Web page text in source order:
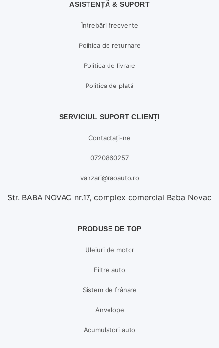
ASISTENȚĂ & SUPORT
Întrebări frecvente
Politica de returnare
Politica de livrare
Politica de plată
SERVICIUL SUPORT CLIENȚI
Contactați-ne
0720860257
vanzari@raoauto.ro
Str. BABA NOVAC nr.17, complex comercial Baba Novac
PRODUSE DE TOP
Uleiuri de motor
Filtre auto
Sistem de frânare
Anvelope
Acumulatori auto